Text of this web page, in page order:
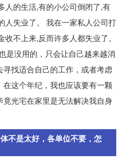
人的生活,有的小公司倒闭了,有
人失业了。 我在一家私人公司打
不上来,反而许多人都失业了。
是没用的，只会让自己越来越消
找适合自己的工作，或者考虑
这个年纪，我也应该要有一颗
光宅在家里是无法解决我自身
不是太好，各单位不要，怎